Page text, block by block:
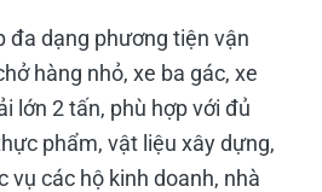
đa dạng phương tiện vận
hàng nhỏ, xe ba gác, xe
lớn 2 tấn, phù hợp với đủ
phẩm, vật liệu xây dựng,
vụ các hộ kinh doanh, nhà